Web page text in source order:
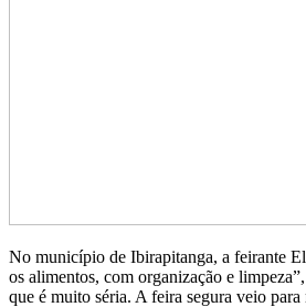
No município de Ibirapitanga, a feirante
os alimentos, com organização e
que é muito séria. A feira segura veio